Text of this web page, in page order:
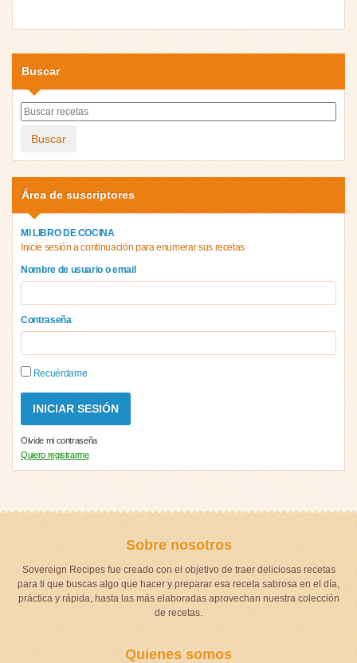
Buscar
Buscar
Área de suscriptores
MI LIBRO DE COCINA
Inicie sesión a continuación para enumerar sus recetas
Nombre de usuario o email
Contraseña
Recuérdame
Olvide mi contraseña
Quiero registrarme
Sobre nosotros
Sovereign Recipes fue creado con el objetivo de traer deliciosas recetas
para ti que buscas algo que hacer y preparar esa receta sabrosa en el día,
práctica y rápida, hasta las más elaboradas aprovechan nuestra colección
de recetas.
Quienes somos